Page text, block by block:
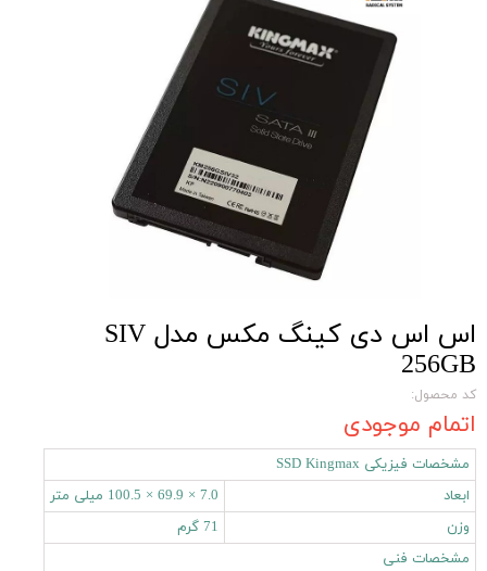
اس اس دی کینگ مکس مدل SIV
256GB
کد محصول:
اتمام موجودی
مشخصات فیزیکی SSD Kingmax
ابعاد
7.0 × 69.9 × 100.5 میلی‌ متر
وزن
71 گرم
مشخصات فنی